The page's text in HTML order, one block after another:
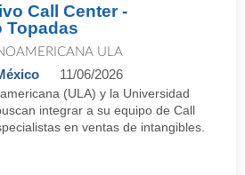
Call Center -
Topadas
ULA
11/06/2026
(ULA) y la Universidad
integrar a su equipo de Call
en ventas de intangibles.